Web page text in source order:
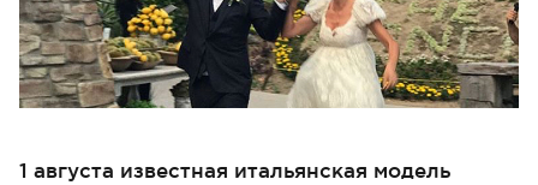
1 августа известная итальянская модель